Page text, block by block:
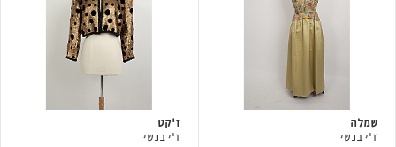
שמלה
ז'יבנשי
ז'קט
ז'יבנשי